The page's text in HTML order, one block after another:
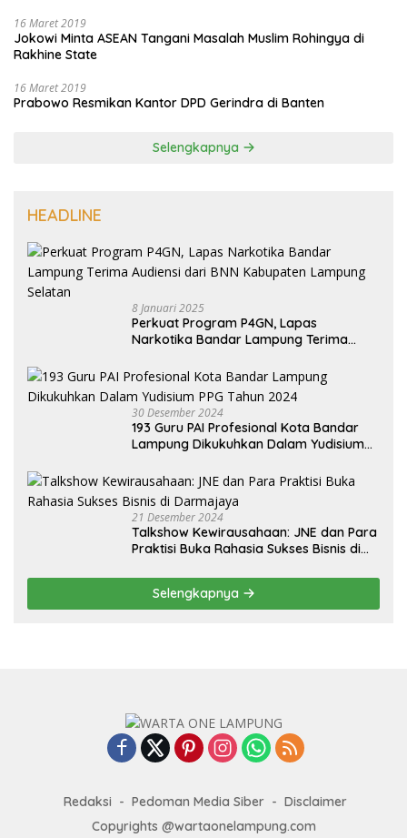
16 Maret 2019
Jokowi Minta ASEAN Tangani Masalah Muslim Rohingya di
Rakhine State
16 Maret 2019
Prabowo Resmikan Kantor DPD Gerindra di Banten
Selengkapnya
HEADLINE
8 Januari 2025
Perkuat Program P4GN, Lapas
Narkotika Bandar Lampung Terima
Selatan
30 Desember 2024
193 Guru PAI Profesional Kota Bandar
Lampung Dikukuhkan Dalam Yudisium
21 Desember 2024
Talkshow Kewirausahaan: JNE dan Para
Praktisi Buka Rahasia Sukses Bisnis di
Selengkapnya
Redaksi Pedoman Media Siber
Disclaimer
Copyrights @wartaonelampung.com